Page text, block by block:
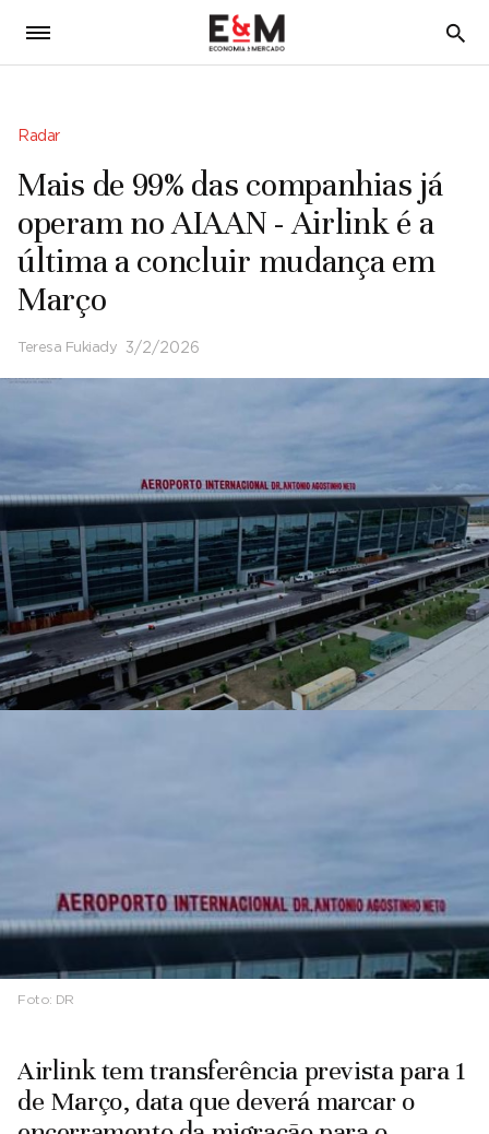
5
Radar
Mais de 99% das companhias já
operam no AIAAN - Airlink é a
última a concluir mudança em
Março
Teresa Fukiady 3/2/2026
Foto: DR
Airlink tem transferência prevista para 1
de Março, data que deverá marcar o